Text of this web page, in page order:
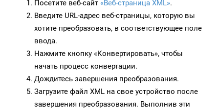
Посетите веб-сайт «Веб-страница XML».
Введите URL-адрес веб-страницы, которую вы
хотите преобразовать, в соответствующее поле
ввода.
Нажмите кнопку «Конвертировать», чтобы
начать процесс конвертации.
Дождитесь завершения преобразования.
Загрузите файл XML на свое устройство после
завершения преобразования. Выполнив эти